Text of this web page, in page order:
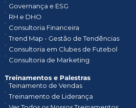
Governança e ESG
RH e DHO
Consultoria Financeira
Trend Map - Gestão de Tendências
Consultoria em Clubes de Futebol
Consultoria de Marketing
Treinamentos e Palestras​
Teinamento de Vendas
Treinamento de Liderança